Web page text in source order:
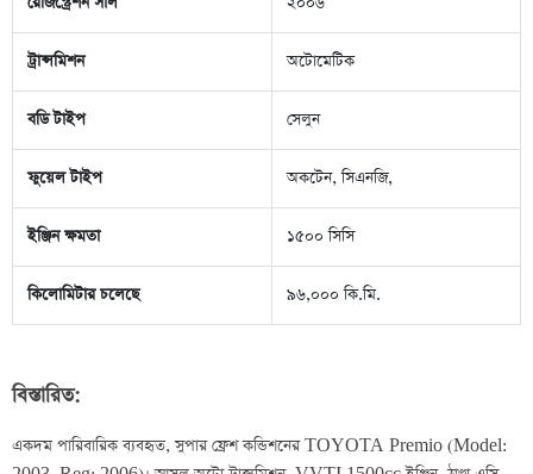
ট্রান্সমিশন অটোমেটিক
বডি টাইপ সেলুন
ফুয়েল টাইপ অকটেন, সিএনজি,
ইঞ্জিন ক্ষমতা ১৫০০ সিসি
কিলোমিটার চলেছে ৯৬,০০০ কি.মি.
বিস্তারিত:
একদম পারিবারিক ব্যবহৃত, সুপার ফ্রেশ কন্ডিশনের TOYOTA Premio (Model: